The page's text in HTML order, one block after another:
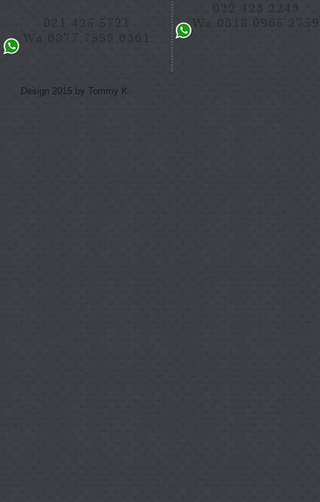
021 425 5721
Wa 0877 7558 0361
022 423 2243
Wa 0818 0965 2759
Design 2015 by Tommy K.